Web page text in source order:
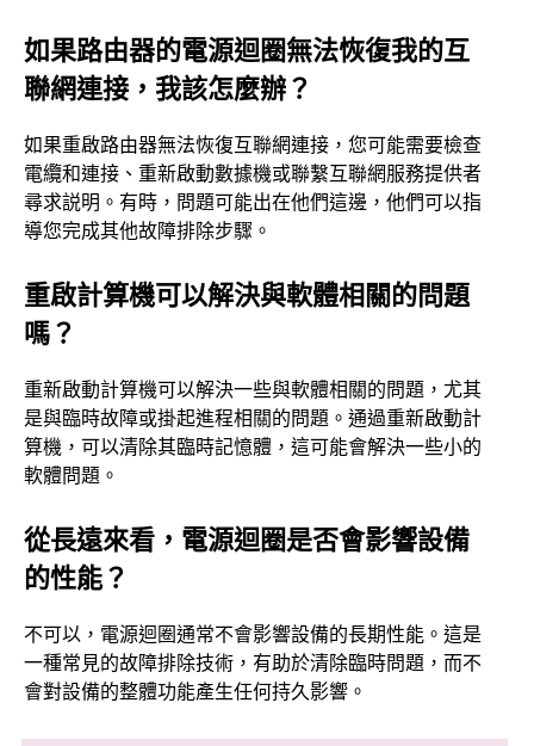
如果路由器的電源迴圈無法恢復我的互
聯網連接，我該怎麼辦？
如果重啟路由器無法恢復互聯網連接，您可能需要檢查
電纜和連接、重新啟動數據機或聯繫互聯網服務提供者
尋求説明。有時，問題可能出在他們這邊，他們可以指
導您完成其他故障排除步驟。
重啟計算機可以解決與軟體相關的問題
嗎？
重新啟動計算機可以解決一些與軟體相關的問題，尤其
是與臨時故障或掛起進程相關的問題。通過重新啟動計
算機，可以清除其臨時記憶體，這可能會解決一些小的
軟體問題。
從長遠來看，電源迴圈是否會影響設備
的性能？
不可以，電源迴圈通常不會影響設備的長期性能。這是
一種常見的故障排除技術，有助於清除臨時問題，而不
會對設備的整體功能產生任何持久影響。